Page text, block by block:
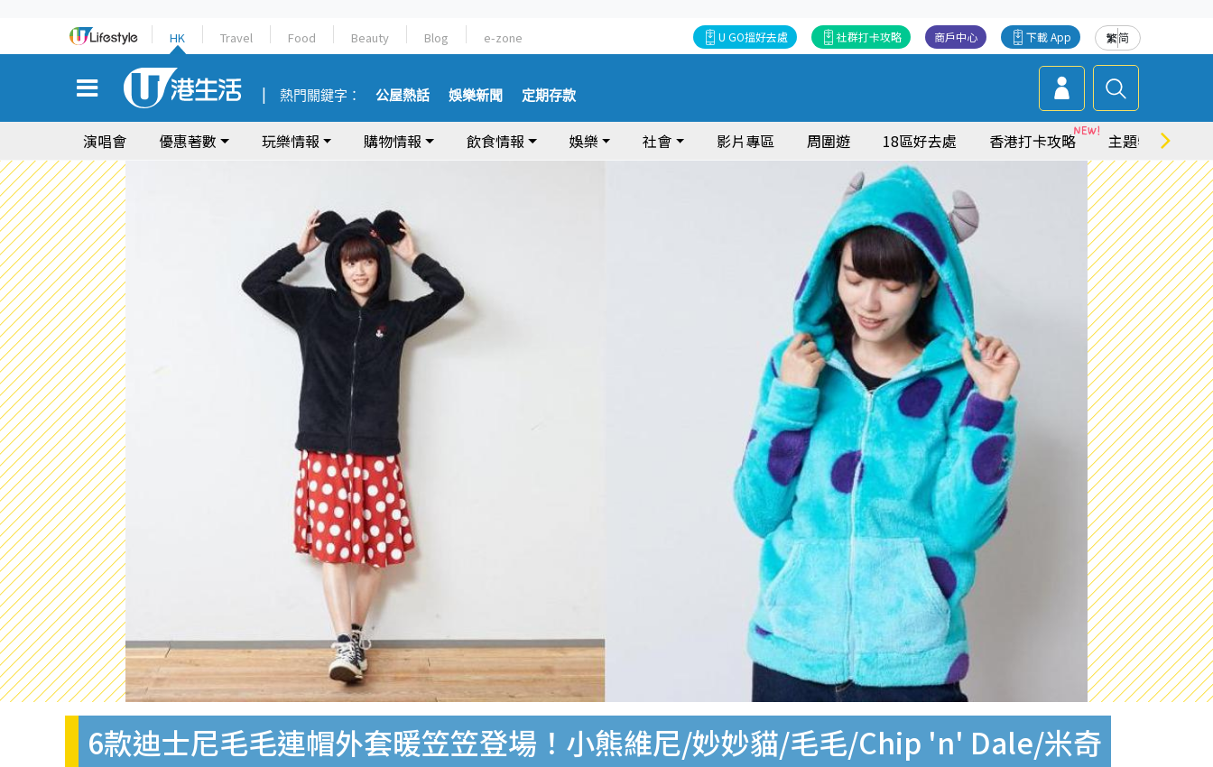
HK Travel Food Beauty Blog e-zone 繁简
下載 App
商戶中心
社群打卡攻略
U GO搵好去處
熱門關鍵字： 公屋熱話 娛樂新聞 定期存款
演唱會 優惠著數 玩樂情報 購物情報 飲食情報 娛樂 社會 影片專區 周圍遊 18區好去處 香港打卡攻略 主題特集
6款迪士尼毛毛連帽外套暖笠笠登場！小熊維尼/妙妙貓/毛毛/Chip 'n' Dale/米奇